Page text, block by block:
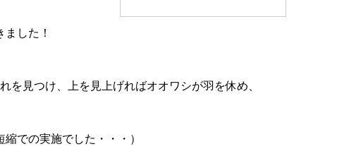
した！
を見つけ、上を見上げればオオワシが羽を休め、
での実施でした・・・）